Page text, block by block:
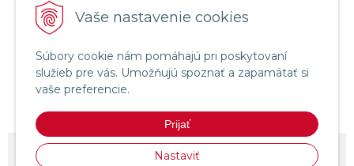
Vaše nastavenie cookies
Súbory cookie nám pomáhajú pri poskytovaní
služieb pre vás. Umožňujú spoznať a zapamätať si
vaše preferencie.
Prijať
Nastaviť
ZASLANIE OTÁZKY
OBCHODNÉ PODMIENKY
REKLAMAČNÝ PORIADOK
© 2026 KOH-I-NOOR HARDTMUTH SLOVENSKO • e-shop